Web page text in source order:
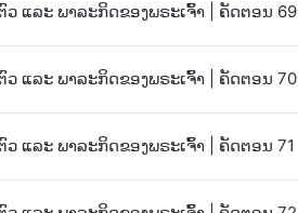
ແລະ ພາລະກິດຂອງພຣະເຈົ້າ | ຄັດຕອນ 69
ແລະ ພາລະກິດຂອງພຣະເຈົ້າ | ຄັດຕອນ 70
ແລະ ພາລະກິດຂອງພຣະເຈົ້າ | ຄັດຕອນ 71